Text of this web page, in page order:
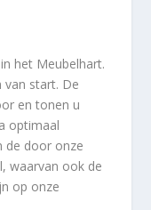
het Meubelhart.
van start. De
en tonen u
optimaal
de door onze
waarvan ook de
op onze